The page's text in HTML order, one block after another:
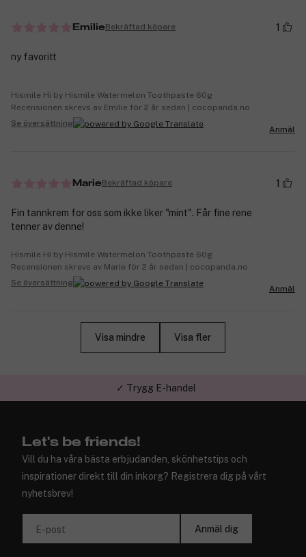
EmilieBekräftad köpare 1
ny favoritt
Hismile Hi by Hismile Watermelon Toothpaste 60g
Recensionen skrevs av Emilie för 2 år sedan | cocopanda.no
Se översättning
Anmäl
MarieBekräftad köpare 1
Fin tannkrem for oss som ikke liker "mint". Får fine rene
tenner av denne!
Hismile Hi by Hismile Watermelon Toothpaste 60g
Recensionen skrevs av Marie för 2 år sedan | cocopanda.no
Se översättning
Anmäl
Visa mindre Visa fler
✓ Trygg E-handel
Let's be friends!
Vill du ha våra bästa erbjudanden, skönhetstips och
inspirationer direkt till din inkorg? Registrera dig på vårt
nyhetsbrev!
E-post Anmäl dig